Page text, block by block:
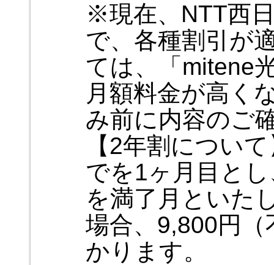
※現在、NTT西
で、各種割引が
ては、「mitene
月額料金が高く
み前に内容のご
【2年割につい
でを1ヶ月目と
を満了月といた
場合、9,800円
かります。